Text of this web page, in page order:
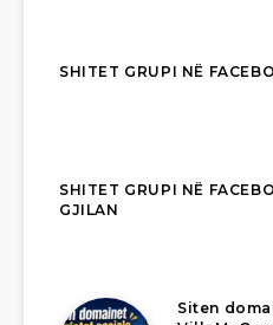
SHITET GRUPI NË
SHITET GRUPI NË
GJILAN
Siten